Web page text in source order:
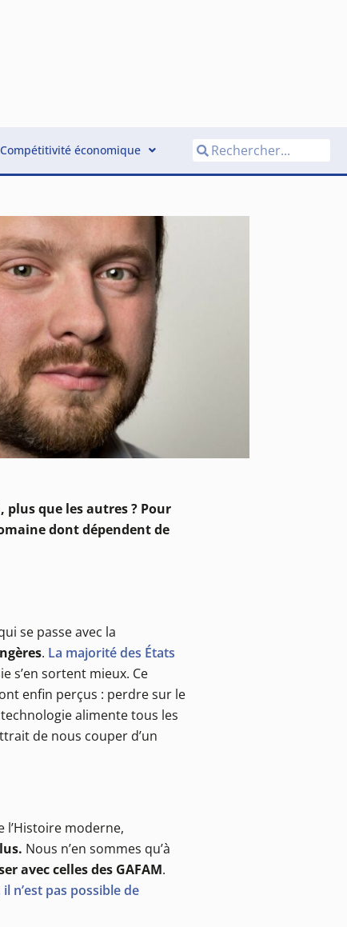
Compétitivité économique
que les autres ? Pour
dont dépendent de
se passe avec la
. La majorité des États
s’en sortent mieux. Ce
enfin perçus : perdre sur le
alimente tous les
de nous couper d’un
l’Histoire moderne,
Nous n’en sommes qu’à
avec celles des GAFAM.
n’est pas possible de